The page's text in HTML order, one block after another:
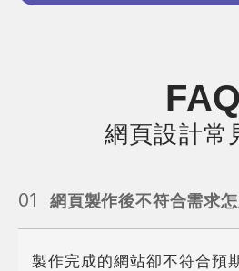
FAQ
網頁設計常
01 網頁製作後不符合需求怎
製作完成的網站卻不符合預